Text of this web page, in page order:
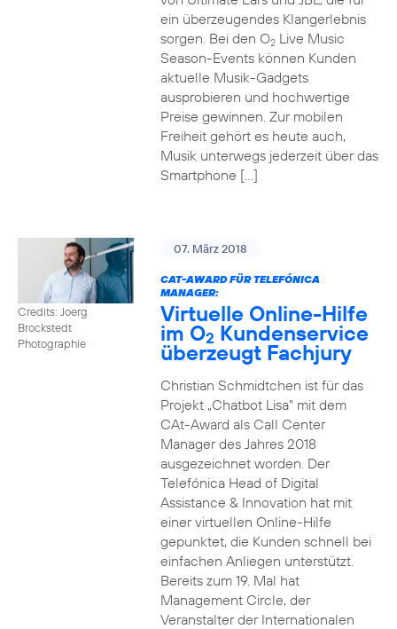
ein überzeugendes Klangerlebnis
sorgen. Bei den O2Live Music
Season-Events können Kunden
aktuelle Musik-Gadgets
ausprobieren und hochwertige
Preise gewinnen. Zur mobilen
Freiheit gehört es heute auch,
Musik unterwegs jederzeit über das
Smartphone […]
Credits: Joerg
Brockstedt
Photographie
07. März 2018
CAT-AWARD FÜR TELEFÓNICA
MANAGER:
Virtuelle Online-Hilfe
im O2 Kundenservice
überzeugt Fachjury
Christian Schmidtchen ist für das
Projekt „Chatbot Lisa“ mit dem
CAt-Award als Call Center
Manager des Jahres 2018
ausgezeichnet worden. Der
Telefónica Head of Digital
Assistance & Innovation hat mit
einer virtuellen Online-Hilfe
gepunktet, die Kunden schnell bei
einfachen Anliegen unterstützt.
Bereits zum 19. Mal hat
Management Circle, der
Veranstalter der Internationalen